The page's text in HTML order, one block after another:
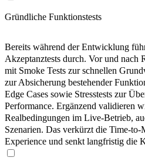
Gründliche Funktionstests
Bereits während der Entwicklung
Akzeptanztests durch. Vor und nach
mit Smoke Tests zur schnellen
zur Absicherung bestehender
Edge Cases sowie Stresstests zur
Performance. Ergänzend validieren
Realbedingungen im Live-Betrieb,
Szenarien. Das verkürzt die Time-to-
Experience und senkt langfristig die